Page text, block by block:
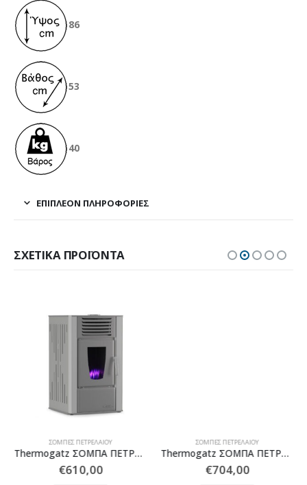
86
53
40
ΕΠΙΠΛΈΟΝ ΠΛΗΡΟΦΟΡΊΕΣ
ΣΧΕΤΙΚΆ ΠΡΟΪΌΝΤΑ
ΣΌΜΠΕΣ ΠΕΤΡΕΛΑΊΟΥ
Thermogatz ΣΟΜΠΑ ΠΕΤΡΕΛΑΙΟΥ P14 AERO
€610,00
ΣΌΜΠΕΣ ΠΕΤΡΕΛΑΊΟΥ
Thermogatz ΣΟΜΠΑ ΠΕΤΡΕΛΑΙΟΥ P17 AERO TURBO
€704,00